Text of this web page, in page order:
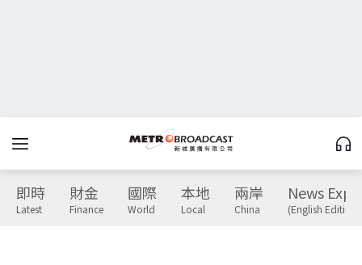
即時
Latest
財金
Finance
國際
World
本地
Local
兩岸
China
News
(English Edition)